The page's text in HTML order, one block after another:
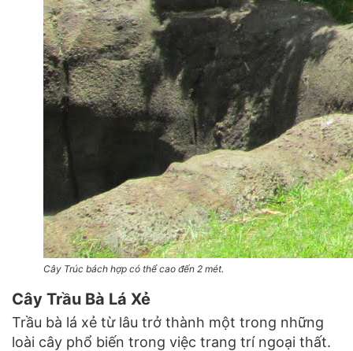
Cây Trúc bách hợp có thể cao đến 2 mét.
Cây Trầu Bà Lá Xẻ
Trầu bà lá xẻ từ lâu trở thành một trong những
loài cây phổ biến trong việc trang trí ngoại thất.